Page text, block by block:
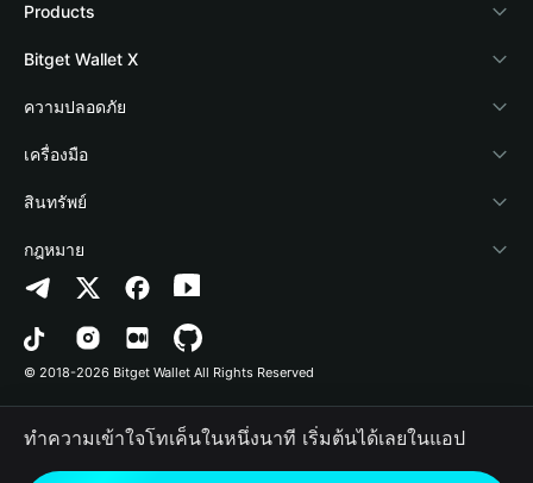
เกี่ยวกับ Bitget Wallet
Blog
Academy
ข่าวสารด้านคริปโต
ศูนย์ช่วยเหลือ
ติดต่อเรา
ทรัพยากรข้อมูลของแบรนด์
อาชีพ
Products
Crypto Card
Stablecoin Earn
Payfi Crypto
Crypto Swap API
Altcoin Season Index
Prediction Markets
DApp
RWA
Bitget Wallet X
นักพัฒนา
เชื่อมต่อ Wallet
Bitget Wallet Pay
ลิสต์โปรเจกต์
ความปลอดภัย
Protection Fund
เทคโนโลยีความปลอดภัย
เครื่องมือ
ซื้อคริปโต
การตรวจจับการอนุญาต
การตรวจจับสัญญา
การโอนเป็นชุด
สินทรัพย์
Arbitrum
Avalanche
Bitcoin
Polygon
กฎหมาย
นโยบายความเป็นส่วนตัว
ข้อตกลงในการใช้บริการ
© 2018-2026 Bitget Wallet All Rights Reserved
ทำความเข้าใจโทเค็นในหนึ่งนาที เริ่มต้นได้เลยในแอป